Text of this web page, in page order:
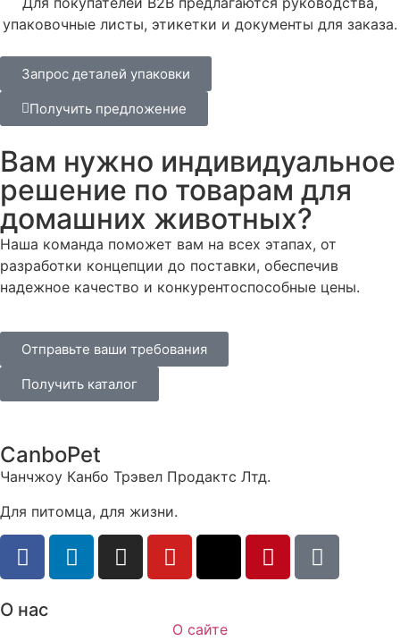
упаковочные листы, этикетки и документы для заказа.
Запрос деталей упаковки
Получить предложение
Вам нужно индивидуальное
решение по товарам для
домашних животных?
Наша команда поможет вам на всех этапах, от
разработки концепции до поставки, обеспечив
надежное качество и конкурентоспособные цены.
Отправьте ваши требования
Получить каталог
CanboPet
Чанчжоу Канбо Трэвел Продактс Лтд.
Для питомца, для жизни.
О нас
О сайте